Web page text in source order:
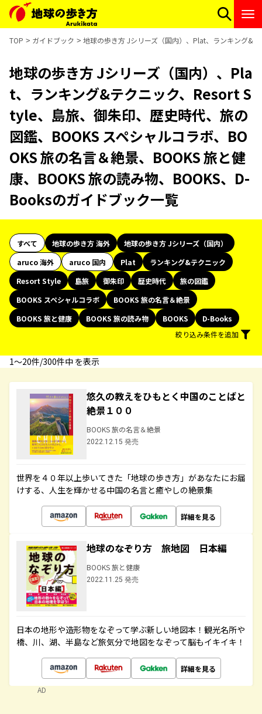
TOP ガイドブック 地球の歩き方 Jシリーズ（国内）、Plat、ランキング&
地球の歩き方 Jシリーズ（国内）、Pla
t、ランキング&テクニック、Resort S
tyle、島旅、御朱印、歴史時代、旅の
図鑑、BOOKS スペシャルコラボ、BO
OKS 旅の名言＆絶景、BOOKS 旅と健
康、BOOKS 旅の読み物、BOOKS、D-
Booksのガイドブック一覧
すべて 地球の歩き方 海外
地球の歩き方 Jシリーズ（国内）
aruco 海外
aruco 国内 Plat
ランキング&テクニック
Resort Style
島旅 御朱印 歴史時代
旅の図鑑
BOOKS スペシャルコラボ
BOOKS 旅の名言＆絶景
BOOKS 旅と健康
BOOKS 旅の読み物 BOOKS
D-Books
絞り込み条件を追加
1〜20件/300件中 を表示
悠久の教えをひもとく中国のことばと
絶景１００
BOOKS 旅の名言＆絶景
2022.12.15 発売
世界を４０年以上歩いてきた「地球の歩き方」があなたにお届
けする、人生を輝かせる中国の名言と癒やしの絶景集
詳細を見る
地球のなぞり方 旅地図 日本編
BOOKS 旅と健康
2022.11.25 発売
日本の地形や造形物をなぞって学ぶ新しい地図本！観光名所や
橋、川、湖、半島など旅気分で地図をなぞって脳もイキイキ！
詳細を見る
AD